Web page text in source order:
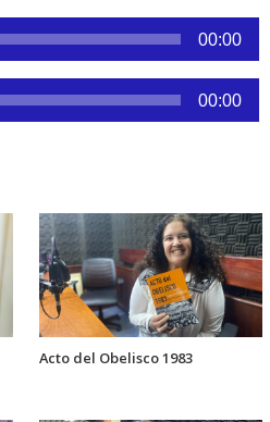
00:00
00:00
Acto del Obelisco 1983